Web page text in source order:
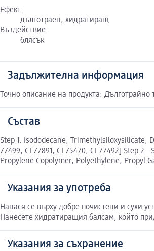
Ефект:
дълготраен, хидратиращ
Въздействие:
блясък
Задължителна информация
Точно описание на продукта: Дълготрайно
Състав
Step 1. Isododecane, Trimethylsiloxysilicate,
77499, CI 77891, CI 75470, CI 77492] Step
Propylene Copolymer, Polyethylene, Propyl
Указания за употреба
Нанася се върху добре почистени и сухи
Нанесете хидратиращия балсам, който
Указания за съхранение